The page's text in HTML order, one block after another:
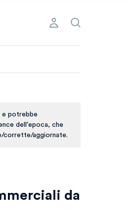
e potrebbe
dell'epoca, che
corrette/aggiornate.
da